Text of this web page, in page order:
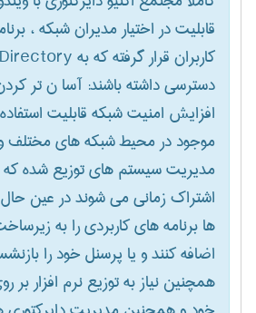
قابلیت در اختیار مدیران شبکه ،
دسترسی داشته باشند: آسا ن تر
افزایش امنیت شبکه قابلیت
موجود در محیط شبکه های مختلف
مدیریت سیستم های توزیع شده که
اشتراک زمانی می شوند در عین
ها برنامه های کاربردی را به
اضافه کنند و یا پرسنل خود را
همچنین نیاز به توزیع نرم افزار بر